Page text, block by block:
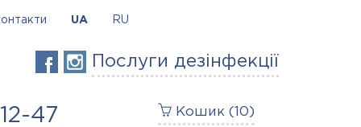
UA RU
Послуги дезінфекції
47 Кошик ( 10 )